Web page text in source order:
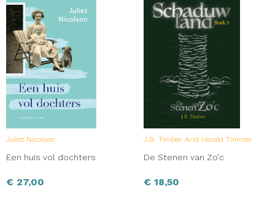
Juliet Nicolson
Een huis vol dochters
€ 27,00
J.B. Timber And Harald Timmer
De Stenen van Zo’c
€ 18,50